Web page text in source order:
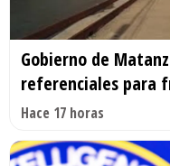
Gobierno de
referenciales para
Hace 17 horas